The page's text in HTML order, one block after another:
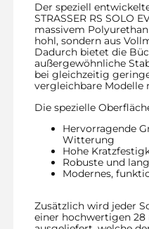
Der speziell
STRASSER RS SOLO
massivem
hohl, sondern aus
Dadurch bietet die
außergewöhnliche
bei gleichzeitig
vergleichbare Modelle
Die spezielle
Hervorragende
Witterung
Hohe
Robuste und
Modernes,
Zusätzlich wird jeder
einer hochwertigen